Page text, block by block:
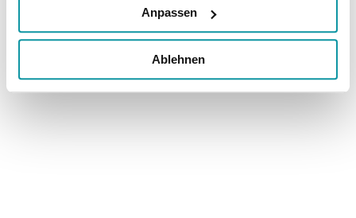
Anpassen
Ablehnen